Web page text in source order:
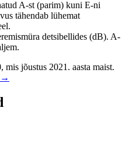
A-st (parim) kuni E-ni
tähendab lühemat
detsibellides (dB). A-
jõustus 2021. aasta maist.
→